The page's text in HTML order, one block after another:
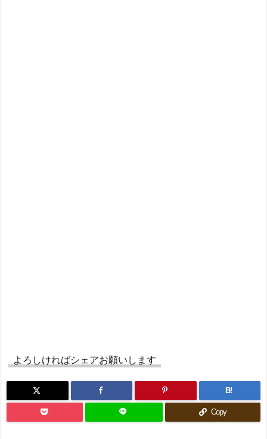
よろしければシェアお願いします
B!
Copy